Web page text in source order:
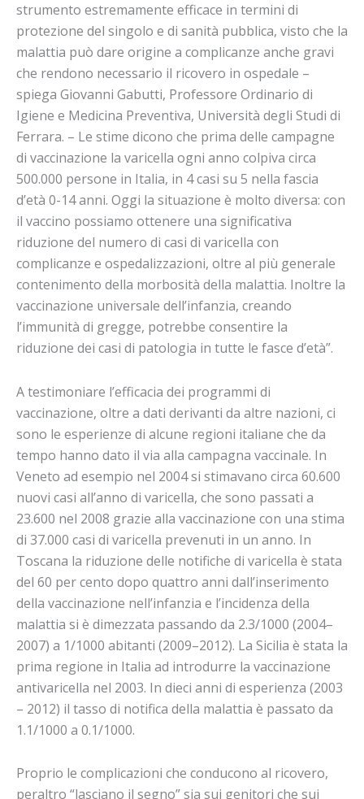
strumento estremamente efficace in termini di
protezione del singolo e di sanità pubblica, visto che la
malattia può dare origine a complicanze anche gravi
che rendono necessario il ricovero in ospedale –
spiega Giovanni Gabutti, Professore Ordinario di
Igiene e Medicina Preventiva, Università degli Studi di
Ferrara. – Le stime dicono che prima delle campagne
di vaccinazione la varicella ogni anno colpiva circa
500.000 persone in Italia, in 4 casi su 5 nella fascia
d’età 0-14 anni. Oggi la situazione è molto diversa: con
il vaccino possiamo ottenere una significativa
riduzione del numero di casi di varicella con
complicanze e ospedalizzazioni, oltre al più generale
contenimento della morbosità della malattia. Inoltre la
vaccinazione universale dell’infanzia, creando
l’immunità di gregge, potrebbe consentire la
riduzione dei casi di patologia in tutte le fasce d’età”.
A testimoniare l’efficacia dei programmi di
vaccinazione, oltre a dati derivanti da altre nazioni, ci
sono le esperienze di alcune regioni italiane che da
tempo hanno dato il via alla campagna vaccinale. In
Veneto ad esempio nel 2004 si stimavano circa 60.600
nuovi casi all’anno di varicella, che sono passati a
23.600 nel 2008 grazie alla vaccinazione con una stima
di 37.000 casi di varicella prevenuti in un anno. In
Toscana la riduzione delle notifiche di varicella è stata
del 60 per cento dopo quattro anni dall’inserimento
della vaccinazione nell’infanzia e l’incidenza della
malattia si è dimezzata passando da 2.3/1000 (2004–
2007) a 1/1000 abitanti (2009–2012). La Sicilia è stata la
prima regione in Italia ad introdurre la vaccinazione
antivaricella nel 2003. In dieci anni di esperienza (2003
– 2012) il tasso di notifica della malattia è passato da
1.1/1000 a 0.1/1000.
Proprio le complicazioni che conducono al ricovero,
peraltro “lasciano il segno” sia sui genitori che sui